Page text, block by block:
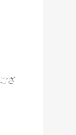
ざ